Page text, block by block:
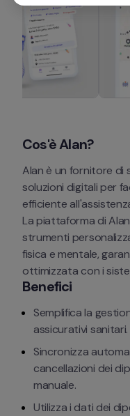
Cos'è Alan?
Alan è un fornitore di
soluzioni digitali per
efficiente
La piattaforma di
strumenti
fisica e mentale,
ottimizzata con i
Benefici
Semplifica la
assicurativi sanitari.
Sincronizza
cancellazioni dei
manuale.
Utilizza i dati dei